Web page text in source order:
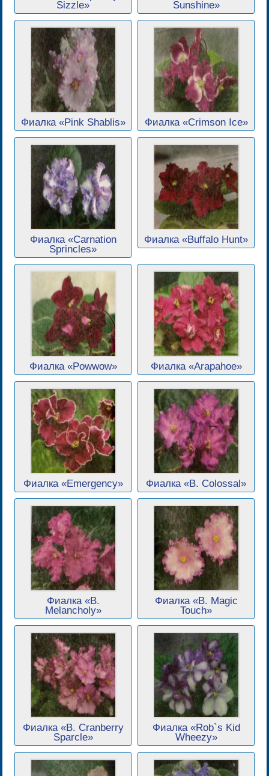
Sizzle»
Sunshine»
Фиалка «Pink Shablis» Фиалка «Crimson Ice»
Фиалка «Carnation
Sprincles»
Фиалка «Buffalo Hunt»
Фиалка «Powwow» Фиалка «Arapahoe»
Фиалка «Emergency» Фиалка «B. Colossal»
Фиалка «B.
Melancholy»
Фиалка «B. Magic
Touch»
Фиалка «B. Cranberry
Sparcle»
Фиалка «Rob`s Kid
Wheezy»